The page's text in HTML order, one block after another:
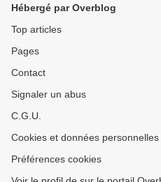
Hébergé par Overblog
Top articles
Pages
Contact
Signaler un abus
C.G.U.
Cookies et données personnelles
Préférences cookies